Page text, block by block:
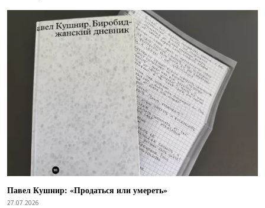
Павел Кушнир: «Продаться или умереть»
27.07.2026